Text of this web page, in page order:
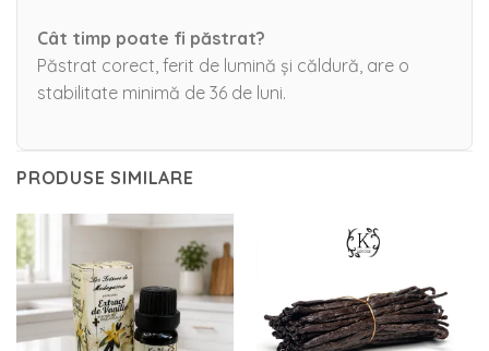
Cât timp poate fi păstrat?
Păstrat corect, ferit de lumină și căldură, are o
stabilitate minimă de 36 de luni.
PRODUSE SIMILARE